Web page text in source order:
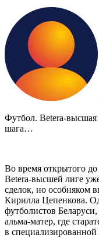
Футбол. Betera-
шага…
Во время открытого до
Betera-высшей лиге
сделок, но особняком
Кирилла Цепенкова.
футболистов
альма-матер, где
в